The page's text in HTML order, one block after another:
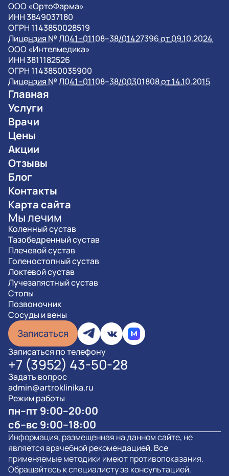
OOO «ОртоФарма»
ИНН 3849037180
ОГРН 1143850028519
Лицензия № Л041–01108–38/01427396 от 09.10.2024
OOO «Интелмедика»
ИНН 3811182526
ОГРН 1143850035900
Лицензия № Л041–01108–38/00301808 от 14.10.2015
Главная
Услуги
Врачи
Цены
Акции
Отзывы
Блог
Контакты
Карта сайта
Мы лечим
Коленный сустав
Тазобедренный сустав
Плечевой сустав
Голеностопный сустав
Локтевой сустав
Лучезапястный сустав
Стопы
Позвоночник
Сосуды и вены
Записаться
Записаться по телефону
+7 (3952) 43-50-28
Задать вопрос
admin@artroklinika.ru
Режим работы
пн–пт 9:00–20:00
сб–вс 9:00–18:00
Информация, размещенная на данном сайте, не
является врачебной рекомендацией. Все
применяемые методики имеют противопоказания.
Обращайтесь к специалисту за консультацией.